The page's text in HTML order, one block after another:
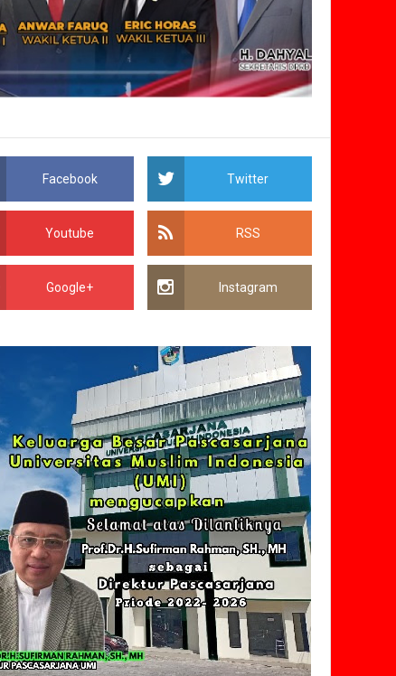
Facebook Twitter
Youtube RSS
Google+ Instagram